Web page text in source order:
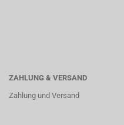
ZAHLUNG & VERSAND
Zahlung und Versand